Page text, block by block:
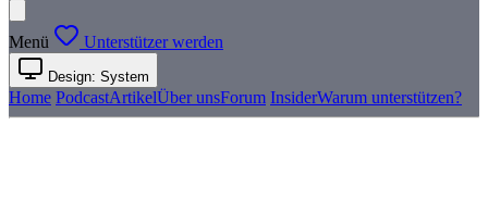
Menü Unterstützer werden
Design: System
Home PodcastArtikelÜber unsForum InsiderWarum unterstützen?